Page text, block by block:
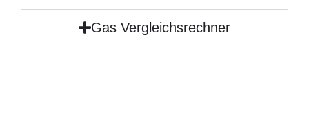
Gas Vergleichsrechner